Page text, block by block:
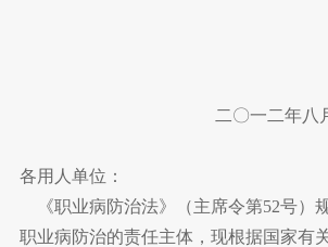
二〇一二年八月
各用人单位：
《职业病防治法》（主席令第52号）
职业病防治的责任主体，现根据国家有